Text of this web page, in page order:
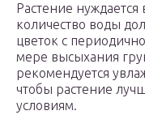
Растение
количество воды
цветок с
мере высыхания
рекомендуется
чтобы растение
условиям.